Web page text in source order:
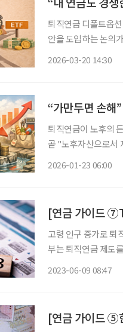
퇴직연금 디폴트옵
안을 도입하는 논의
2026-03-20 14:30
“가만두면 손해
퇴직연금이 노후의
곧 "노후자산으로서
2026-01-23 06:00
[연금 가이드
고령 인구 증가로 퇴
부는 퇴직연금 제도
2023-06-09 08:47